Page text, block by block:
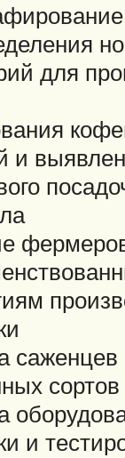
для
и
сортов
и